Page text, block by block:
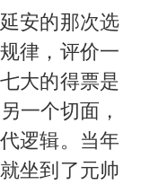
安的那次选
律，评价一
大的得票是
一个切面，
逻辑。当年
坐到了元帅